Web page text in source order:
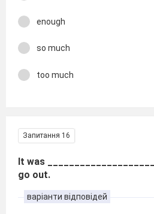
enough
so much
too much
Запитання 16
It was
go out.
варіанти відповідей